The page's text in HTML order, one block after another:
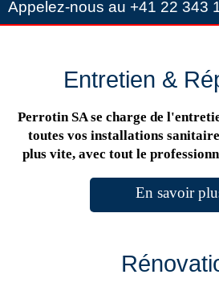
Appelez-nous au +41 22 343
Entretien &
Perrotin SA se charge de
toutes vos installations
plus vite, avec tout le
En savoir